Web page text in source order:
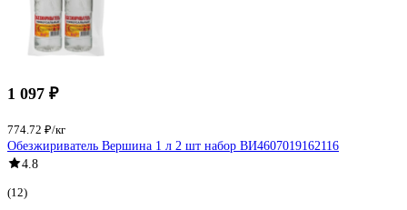
1 097 ₽
774.72 ₽/кг
Обезжириватель Вершина 1 л 2 шт набор ВИ4607019162116
4.8
(12)